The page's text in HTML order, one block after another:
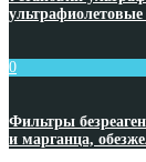
0
Фильтры
и марганца,